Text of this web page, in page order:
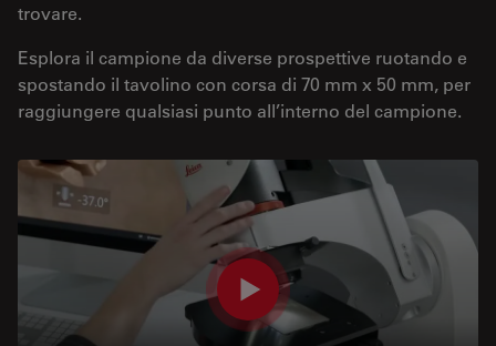
trovare.
Esplora il campione da diverse prospettive ruotando e
spostando il tavolino con corsa di 70 mm x 50 mm, per
raggiungere qualsiasi punto all’interno del campione.